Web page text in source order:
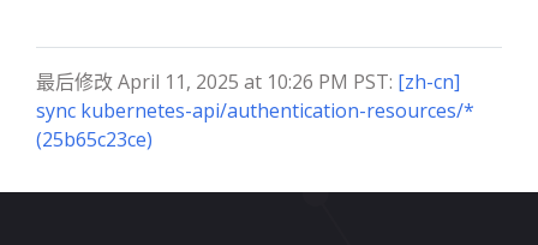
最后修改 April 11, 2025 at 10:26 PM PST: [zh-cn]
sync kubernetes-api/authentication-resources/*
(25b65c23ce)